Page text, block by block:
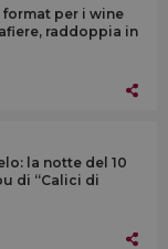
format per i wine
raddoppia in
la notte del 10
di “Calici di